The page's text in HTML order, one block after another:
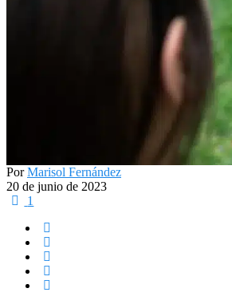
PorMarisol Fernández
20 de junio de 2023
1